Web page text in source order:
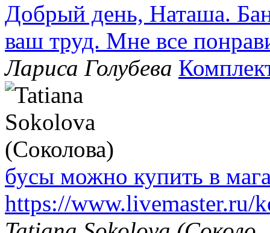
Добрый день, Наташа.
ваш труд. Мне все
Лариса Голубева
бусы можно купить в
https://www.livemaster.ru/